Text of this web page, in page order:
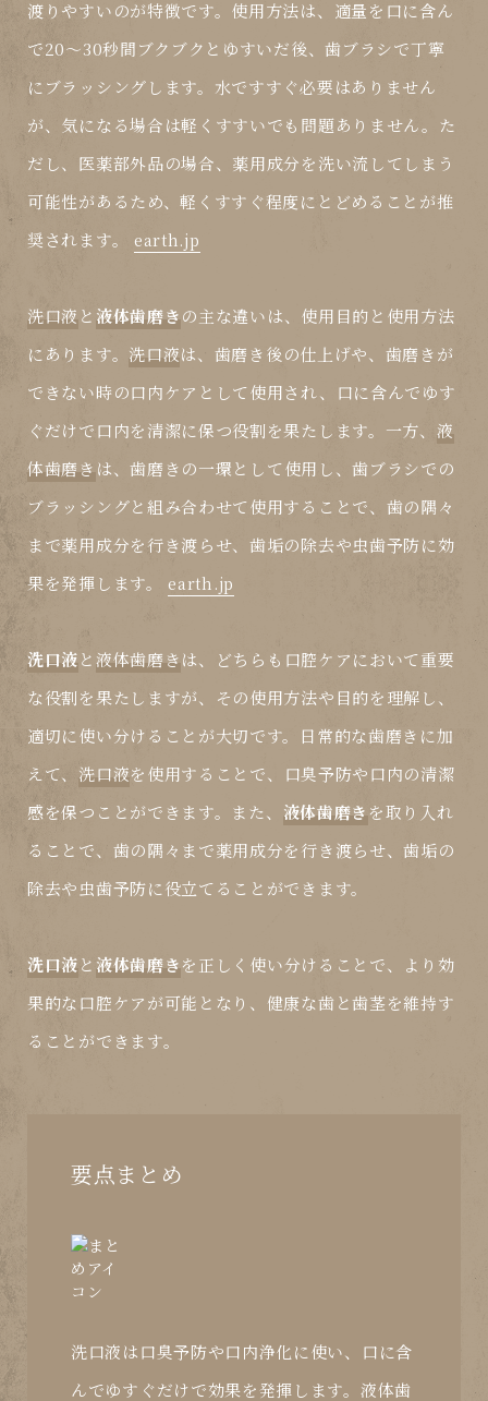
渡りやすいのが特徴です。使用方法は、適量を口に含ん
で20～30秒間ブクブクとゆすいだ後、歯ブラシで丁寧
にブラッシングします。水ですすぐ必要はありません
が、気になる場合は軽くすすいでも問題ありません。た
だし、医薬部外品の場合、薬用成分を洗い流してしまう
可能性があるため、軽くすすぐ程度にとどめることが推
奨されます。 earth.jp
洗口液 と液体歯磨きの主な違いは、使用目的と使用方法
にあります。洗口液は、歯磨き後の仕上げや、歯磨きが
できない時の口内ケアとして使用され、口に含んでゆす
ぐだけで口内を清潔に保つ役割を果たします。一方、 液
体歯磨き は、歯磨きの一環として使用し、歯ブラシでの
ブラッシングと組み合わせて使用することで、歯の隅々
まで薬用成分を行き渡らせ、歯垢の除去や虫歯予防に効
果を発揮します。 earth.jp
洗口液と液体歯磨きは、どちらも口腔ケアにおいて重要
な役割を果たしますが、その使用方法や目的を理解し、
適切に使い分けることが大切です。日常的な歯磨きに加
えて、洗口液を使用することで、口臭予防や口内の清潔
感を保つことができます。また、 液体歯磨き を取り入れ
ることで、歯の隅々まで薬用成分を行き渡らせ、歯垢の
除去や虫歯予防に役立てることができます。
洗口液と液体歯磨きを正しく使い分けることで、より効
果的な口腔ケアが可能となり、健康な歯と歯茎を維持す
ることができます。
要点まとめ
洗口液は口臭予防や口内浄化に使い、口に含
んでゆすぐだけで効果を発揮します。液体歯